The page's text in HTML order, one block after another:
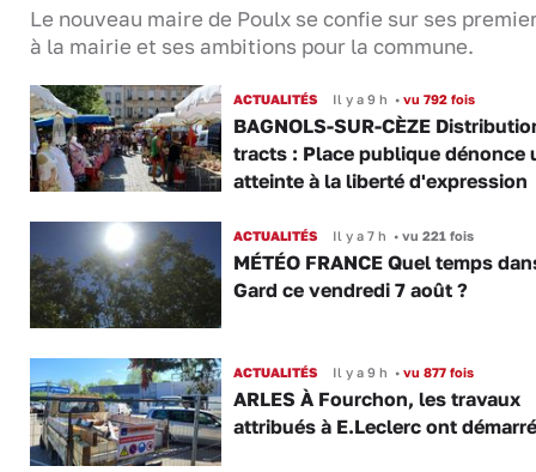
Le nouveau maire de Poulx se confie sur ses
à la mairie et ses ambitions pour la commune.
ACTUALITÉS Il y a 9 h •vu 792 fois
BAGNOLS-SUR-CÈZE
tracts : Place publique dénonce
atteinte à la liberté d'expression
ACTUALITÉS Il y a 7 h •vu 221 fois
MÉTÉO FRANCE Quel temps
Gard ce vendredi 7 août ?
ACTUALITÉS Il y a 9 h •vu 877 fois
ARLES À Fourchon, les travaux
attribués à E.Leclerc ont démarré